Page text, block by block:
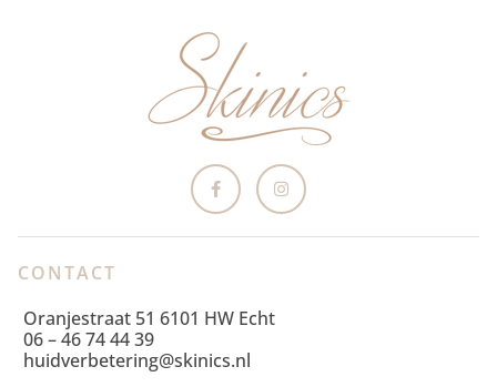
CONTACT
Oranjestraat 51 6101 HW Echt
06 – 46 74 44 39
huidverbetering@skinics.nl